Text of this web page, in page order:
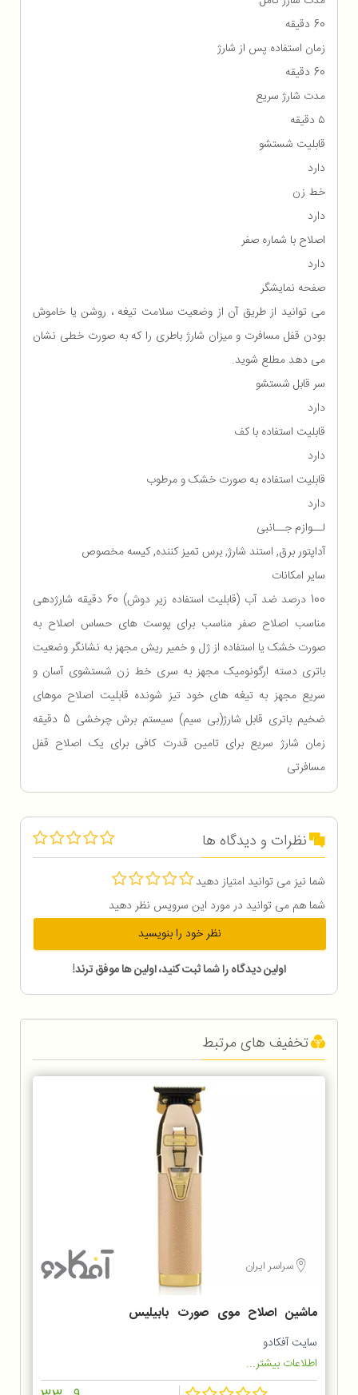
60 دقیقه
زمان استفاده پس از شارژ
60 دقیقه
مدت شارژ سریع
۵ دقیقه
قابلیت شستشو
دارد
خط زن
دارد
اصلاح با شماره صفر
دارد
صفحه نمایشگر
می توانید از طریق آن از وضعیت سلامت تیغه ، روشن یا خاموش
بودن قفل مسافرت و میزان شارژ باطری را که به صورت خطی نشان
می دهد مطلع شوید.
سر قابل شستشو
دارد
قابلیت استفاده با کف
دارد
قابلیت استفاده به صورت خشک و مرطوب
دارد
لــوازم جــانبی
آداپتور برق, استند شارژ, برس تمیز کننده, کیسه مخصوص
سایر امکانات
100 درصد ضد آب (قابلیت استفاده زیر دوش) 60 دقیقه شارژدهی
مناسب اصلاح صفر مناسب برای پوست های حساس اصلاح به
صورت خشک یا استفاده از ژل و خمیر ریش مجهز به نشانگر وضعیت
باتری دسته ارگونومیک مجهز به سری خط زن شستشوی آسان و
سریع مجهز به تیغه های خود تیز شونده قابلیت اصلاح موهای
ضخیم باتری قابل شارژ(بی سیم) سیستم برش چرخشی 5 دقیقه
زمان شارژ سریع برای تامین قدرت کافی برای یک اصلاح قفل
مسافرتی
نظرات و دیدگاه ها
شما نیز می توانید امتیاز دهید
شما هم می توانید در مورد این سرویس نظر دهید
نظر خود را بنویسید
اولین دیدگاه را شما ثبت کنید، اولین ها موفق ترند!
تخفیف های مرتبط
سراسر ایران
ماشین اصلاح موی صورت بابیلیس
مدل FX7870GSDE
سایت آفکادو
اطلاعات بیشتر...